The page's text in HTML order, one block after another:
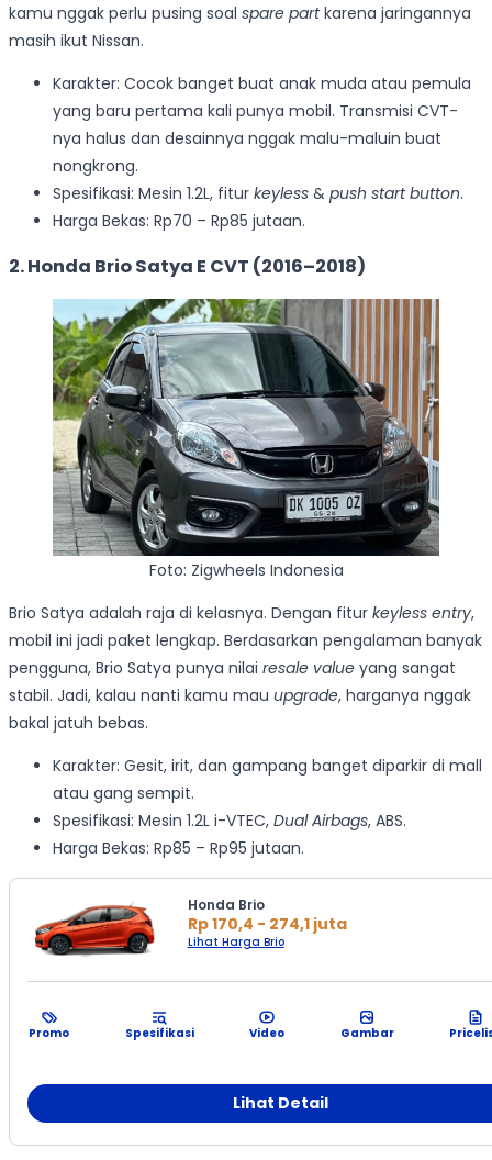
kamu nggak perlu pusing soal spare partkarena jaringannya
masih ikut Nissan.
Karakter: Cocok banget buat anak muda atau pemula
yang baru pertama kali punya mobil. Transmisi CVT-
nya halus dan desainnya nggak malu-maluin buat
nongkrong.
Spesifikasi: Mesin 1.2L, fitur keyless & push start button.
Harga Bekas: Rp70 – Rp85 jutaan.
2. Honda Brio Satya E CVT (2016–2018)
Foto: Zigwheels Indonesia
Brio Satya adalah raja di kelasnya. Dengan fitur keyless entry,
mobil ini jadi paket lengkap. Berdasarkan pengalaman banyak
pengguna, Brio Satya punya nilai resale value yang sangat
stabil. Jadi, kalau nanti kamu mau upgrade, harganya nggak
bakal jatuh bebas.
Karakter: Gesit, irit, dan gampang banget diparkir di mall
atau gang sempit.
Spesifikasi: Mesin 1.2L i-VTEC, Dual Airbags, ABS.
Harga Bekas: Rp85 – Rp95 jutaan.
Honda Brio
Rp 170,4 - 274,1 juta
Lihat Harga Brio
Promo Spesifikasi Video Gambar
Lihat Detail